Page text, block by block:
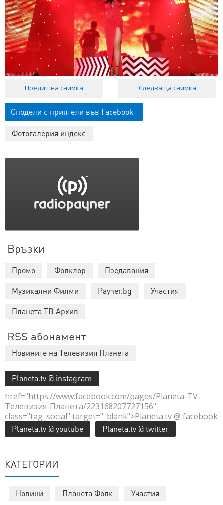
Предишна снимка Следваща снимка
Сподели с приятели във Facebook
Фотогалерия индекс
Връзки
Промо Фолклор
Предавания
Музикални Филми
Payner.bg
Участия
Планета ТВ Архив
RSS абонамент
Новините на Телевизия Планета
Planeta.tv @ instagram
href="https://www.facebook.com/pages/Planeta-TV-
Телевизия-Планета/223168207727156"
class="tag_social" target="_blank">Planeta.tv @ facebook
Planeta.tv @ youtube Planeta.tv @ twitter
КАТЕГОРИИ
Новини Планета Фолк
Участия